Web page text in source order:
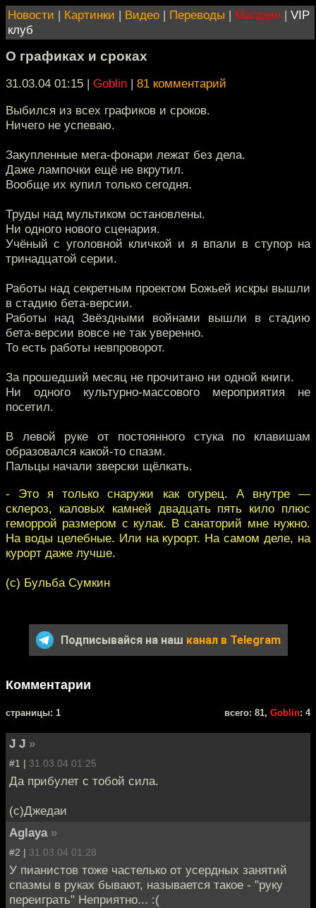
Новости | Картинки | Видео | Переводы | Магазин | VIP
клуб
О графиках и сроках
31.03.04 01:15 | Goblin | 81 комментарий
Выбился из всех графиков и сроков.
Ничего не успеваю.
Закупленные мега-фонари лежат без дела.
Даже лампочки ещё не вкрутил.
Вообще их купил только сегодня.
Труды над мультиком остановлены.
Ни одного нового сценария.
Учёный с уголовной кличкой и я впали в ступор на
тринадцатой серии.
Работы над секретным проектом Божьей искры вышли
в стадию бета-версии.
Работы над Звёздными войнами вышли в стадию
бета-версии вовсе не так уверенно.
То есть работы невпроворот.
За прошедший месяц не прочитано ни одной книги.
Ни одного культурно-массового мероприятия не
посетил.
В левой руке от постоянного стука по клавишам
образовался какой-то спазм.
Пальцы начали зверски щёлкать.
- Это я только снаружи как огурец. А внутре —
склероз, каловых камней двадцать пять кило плюс
геморрой размером с кулак. В санаторий мне нужно.
На воды целебные. Или на курорт. На самом деле, на
курорт даже лучше.
(c) Бульба Сумкин
Подписывайся на наш канал в Telegram
Комментарии
cтраницы: 1 всего: 81, Goblin: 4
J J »
#1 | 31.03.04 01:25
Да прибулет с тобой сила.
(с)Джедаи
Aglaya »
#2 | 31.03.04 01:28
У пианистов тоже частелько от усердных занятий
спазмы в руках бывают, называется такое - "руку
переиграть" Неприятно... :(